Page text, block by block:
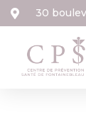
30